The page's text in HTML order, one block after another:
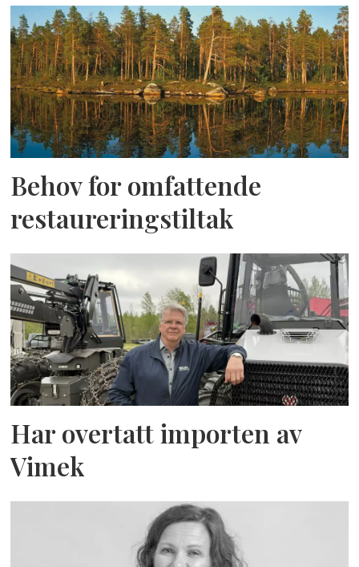
Behov for omfattende
restaureringstiltak
Har overtatt importen av
Vimek